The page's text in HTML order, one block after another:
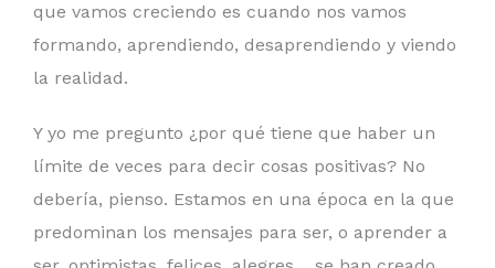
que vamos creciendo es cuando nos vamos
formando, aprendiendo, desaprendiendo y viendo
la realidad.
Y yo me pregunto ¿por qué tiene que haber un
límite de veces para decir cosas positivas? No
debería, pienso. Estamos en una época en la que
predominan los mensajes para ser, o aprender a